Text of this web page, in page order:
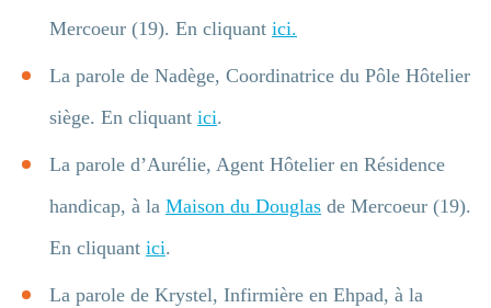
Mercoeur (19). En cliquant ici.
La parole de Nadège, Coordinatrice du Pôle Hôtelier
siège. En cliquant ici.
La parole d’Aurélie, Agent Hôtelier en Résidence
handicap, à la Maison du Douglas de Mercoeur (19).
En cliquant ici.
La parole de Krystel, Infirmière en Ehpad, à la